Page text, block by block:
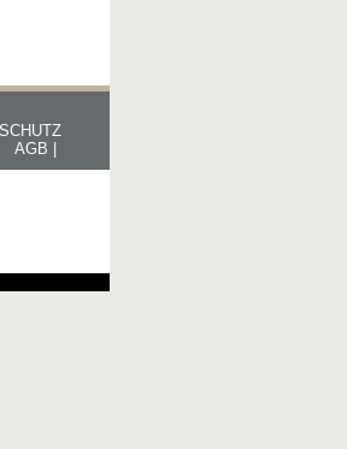
AGB |